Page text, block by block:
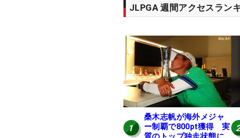
JLPGA 週間アクセスラン
1
桑木志帆が海外メジャ
ー制覇で800pt獲得 実